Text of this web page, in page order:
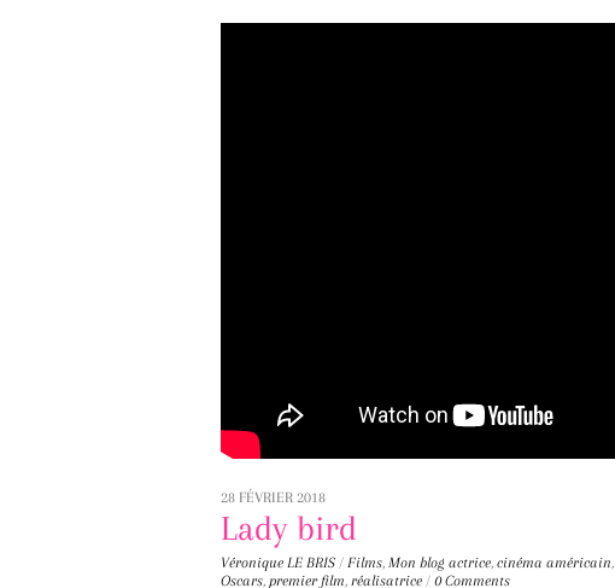
28 FÉVRIER 2018
Lady bird
Véronique LE BRIS / Films, Mon blog actrice, cinéma américain,
Oscars, premier film, réalisatrice / 0 Comments